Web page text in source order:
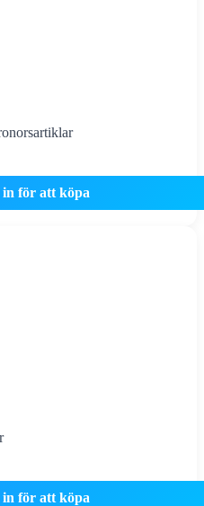
in för att köpa
in för att köpa